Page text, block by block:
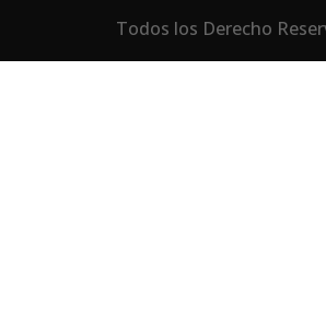
Todos los Derecho